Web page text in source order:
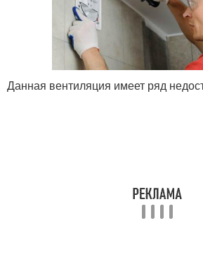
Данная вентиляция имеет ряд